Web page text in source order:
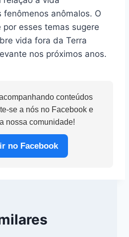
anômalos. O
esses temas sugere
vida fora da Terra
nos próximos anos.
conteúdos
se a nós no Facebook e
nossa comunidade!
no Facebook